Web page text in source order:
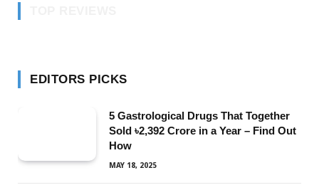
EDITORS PICKS
5 Gastrological Drugs That Together
Sold ৳2,392 Crore in a Year – Find Out
How
MAY 18, 2025